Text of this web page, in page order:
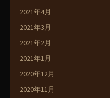
2021年4月
2021年3月
2021年2月
2021年1月
2020年12月
2020年11月